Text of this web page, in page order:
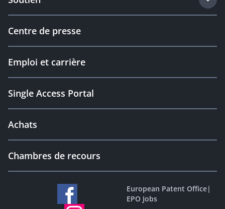
Centre de presse
Emploi et carrière
Single Access Portal
Achats
Chambres de recours
European Patent Office|
EPO Jobs